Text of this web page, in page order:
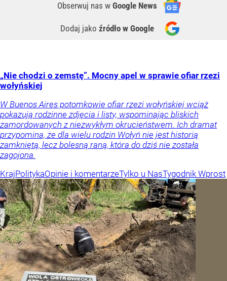
Obserwuj nas w Google News
Dodaj jako źródło w Google
„Nie chodzi o zemstę”. Mocny apel w sprawie ofiar rzezi
wołyńskiej
W Buenos Aires potomkowie ofiar rzezi wołyńskiej wciąż
pokazują rodzinne zdjęcia i listy, wspominając bliskich
zamordowanych z niezwykłym okrucieństwem. Ich dramat
przypomina, że dla wielu rodzin Wołyń nie jest historią
zamkniętą, lecz bolesną raną, która do dziś nie została
zagojona.
KrajPolitykaOpinie i komentarzeTylko u NasTygodnik Wprost